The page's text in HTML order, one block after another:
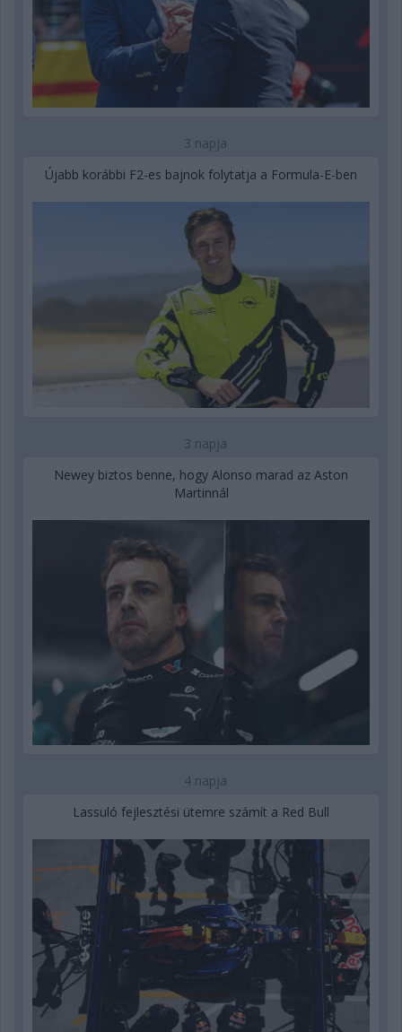
3 napja
Újabb korábbi F2-es bajnok folytatja a Formula-E-ben
3 napja
Newey biztos benne, hogy Alonso marad az Aston
Martinnál
4 napja
Lassuló fejlesztési ütemre számít a Red Bull